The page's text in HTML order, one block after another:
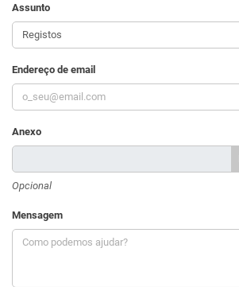
Assunto
Endereço de email
Anexo
Opcional
Mensagem